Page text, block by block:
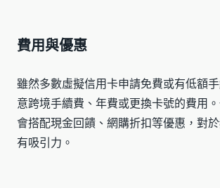
費用與優惠
雖然多數虛擬信用卡申請免費或有低額
意跨境手續費、年費或更換卡號的費用
會搭配現金回饋、網購折扣等優惠，對
有吸引力。